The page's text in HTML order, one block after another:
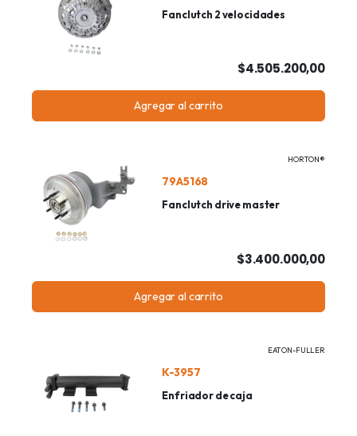
Fanclutch 2 velocidades
$4.505.200,00
Agregar al carrito
HORTON®
79A5168
Fanclutch drive master
$3.400.000,00
Agregar al carrito
EATON-FULLER
K-3957
Enfriador de caja